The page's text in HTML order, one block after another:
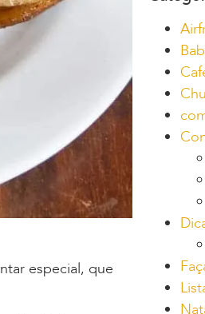
especial, que